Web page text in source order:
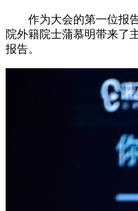
作为大会的第一位报告
院外籍院士蒲慕明带来了
报告。